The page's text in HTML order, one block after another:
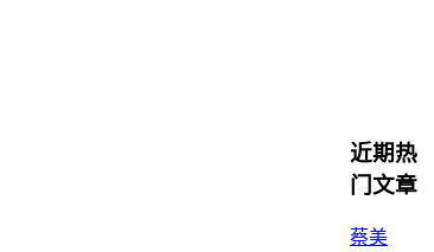
近期热
门文章
蔡美